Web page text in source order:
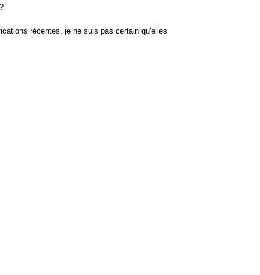
récentes, je ne suis pas certain qu'elles